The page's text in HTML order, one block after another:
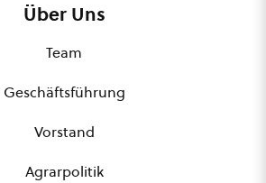
Über Uns
Team
Geschäftsführung
Vorstand
Agrarpolitik